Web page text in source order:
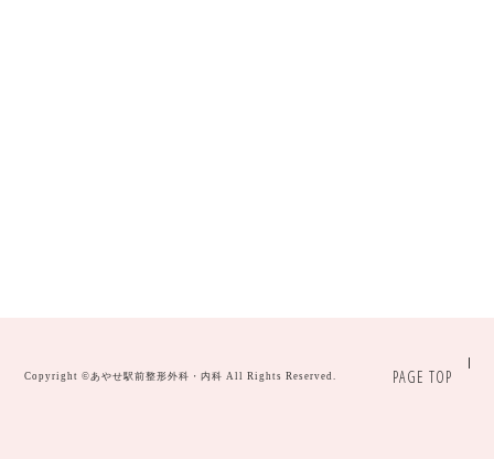
PAGE TOP
Copyright ©あやせ駅前整形外科・内科 All Rights Reserved.